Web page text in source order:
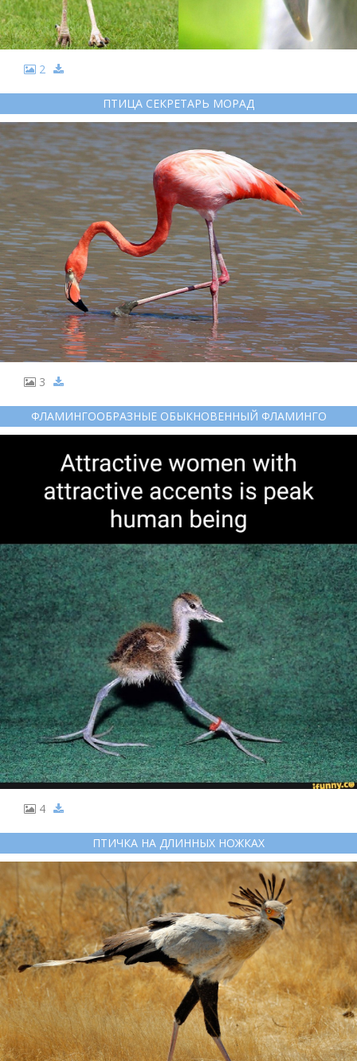
2
ПТИЦА СЕКРЕТАРЬ МОРАД
3
ФЛАМИНГООБРАЗНЫЕ ОБЫКНОВЕННЫЙ ФЛАМИНГО
4
ПТИЧКА НА ДЛИННЫХ НОЖКАХ